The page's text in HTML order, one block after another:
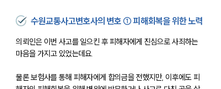
수원교통사고변호사의 변호 ① 피해회복을 위한 노력
의뢰인은 이번 사고를 일으킨 후 피해자에게 진심으로 사죄하는
마음을 가지고 있었는데요.
물론 보험사를 통해 피해자에게 합의금을 전했지만, 이후에도 피